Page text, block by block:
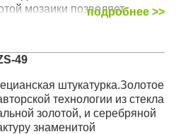
мозаики позволяет
и ваши ванные комнаты
хода (ETA, Чехия)
Лакобель
подробнее >>
49
штукатурка.Золотое
технологии из стекла
золотой, и серебряной
знаменитой